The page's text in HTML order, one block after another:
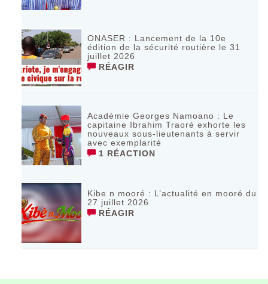
ONASER : Lancement de la 10e
édition de la sécurité routière le 31
juillet 2026
RÉAGIR
Académie Georges Namoano : Le
capitaine Ibrahim Traoré exhorte les
nouveaux sous-lieutenants à servir
avec exemplarité
1 RÉACTION
Kibe n mooré : L’actualité en mooré du
27 juillet 2026
RÉAGIR